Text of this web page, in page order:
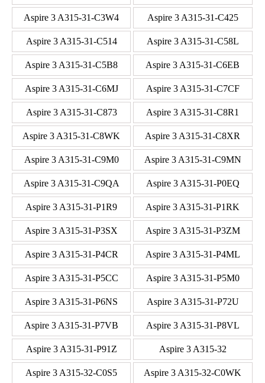
Aspire 3 A315-31-C3W4 Aspire 3 A315-31-C425
Aspire 3 A315-31-C514 Aspire 3 A315-31-C58L
Aspire 3 A315-31-C5B8 Aspire 3 A315-31-C6EB
Aspire 3 A315-31-C6MJ Aspire 3 A315-31-C7CF
Aspire 3 A315-31-C873 Aspire 3 A315-31-C8R1
Aspire 3 A315-31-C8WK Aspire 3 A315-31-C8XR
Aspire 3 A315-31-C9M0 Aspire 3 A315-31-C9MN
Aspire 3 A315-31-C9QA Aspire 3 A315-31-P0EQ
Aspire 3 A315-31-P1R9 Aspire 3 A315-31-P1RK
Aspire 3 A315-31-P3SX Aspire 3 A315-31-P3ZM
Aspire 3 A315-31-P4CR Aspire 3 A315-31-P4ML
Aspire 3 A315-31-P5CC Aspire 3 A315-31-P5M0
Aspire 3 A315-31-P6NS Aspire 3 A315-31-P72U
Aspire 3 A315-31-P7VB Aspire 3 A315-31-P8VL
Aspire 3 A315-31-P91Z Aspire 3 A315-32
Aspire 3 A315-32-C0S5 Aspire 3 A315-32-C0WK